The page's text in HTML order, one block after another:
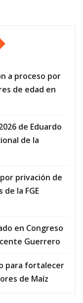
a proceso por
de edad en
de Eduardo
de la
privación de
la FGE
en Congreso
Guerrero
para fortalecer
de Maíz